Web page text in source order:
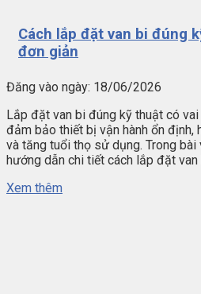
Cách lắp đặt van bi đúng
đơn giản
Đăng vào ngày: 18/06/2026
Lắp đặt van bi đúng kỹ thuật có
đảm bảo thiết bị vận hành ổn định,
và tăng tuổi thọ sử dụng. Trong bài
hướng dẫn chi tiết cách lắp đặt van
Xem thêm